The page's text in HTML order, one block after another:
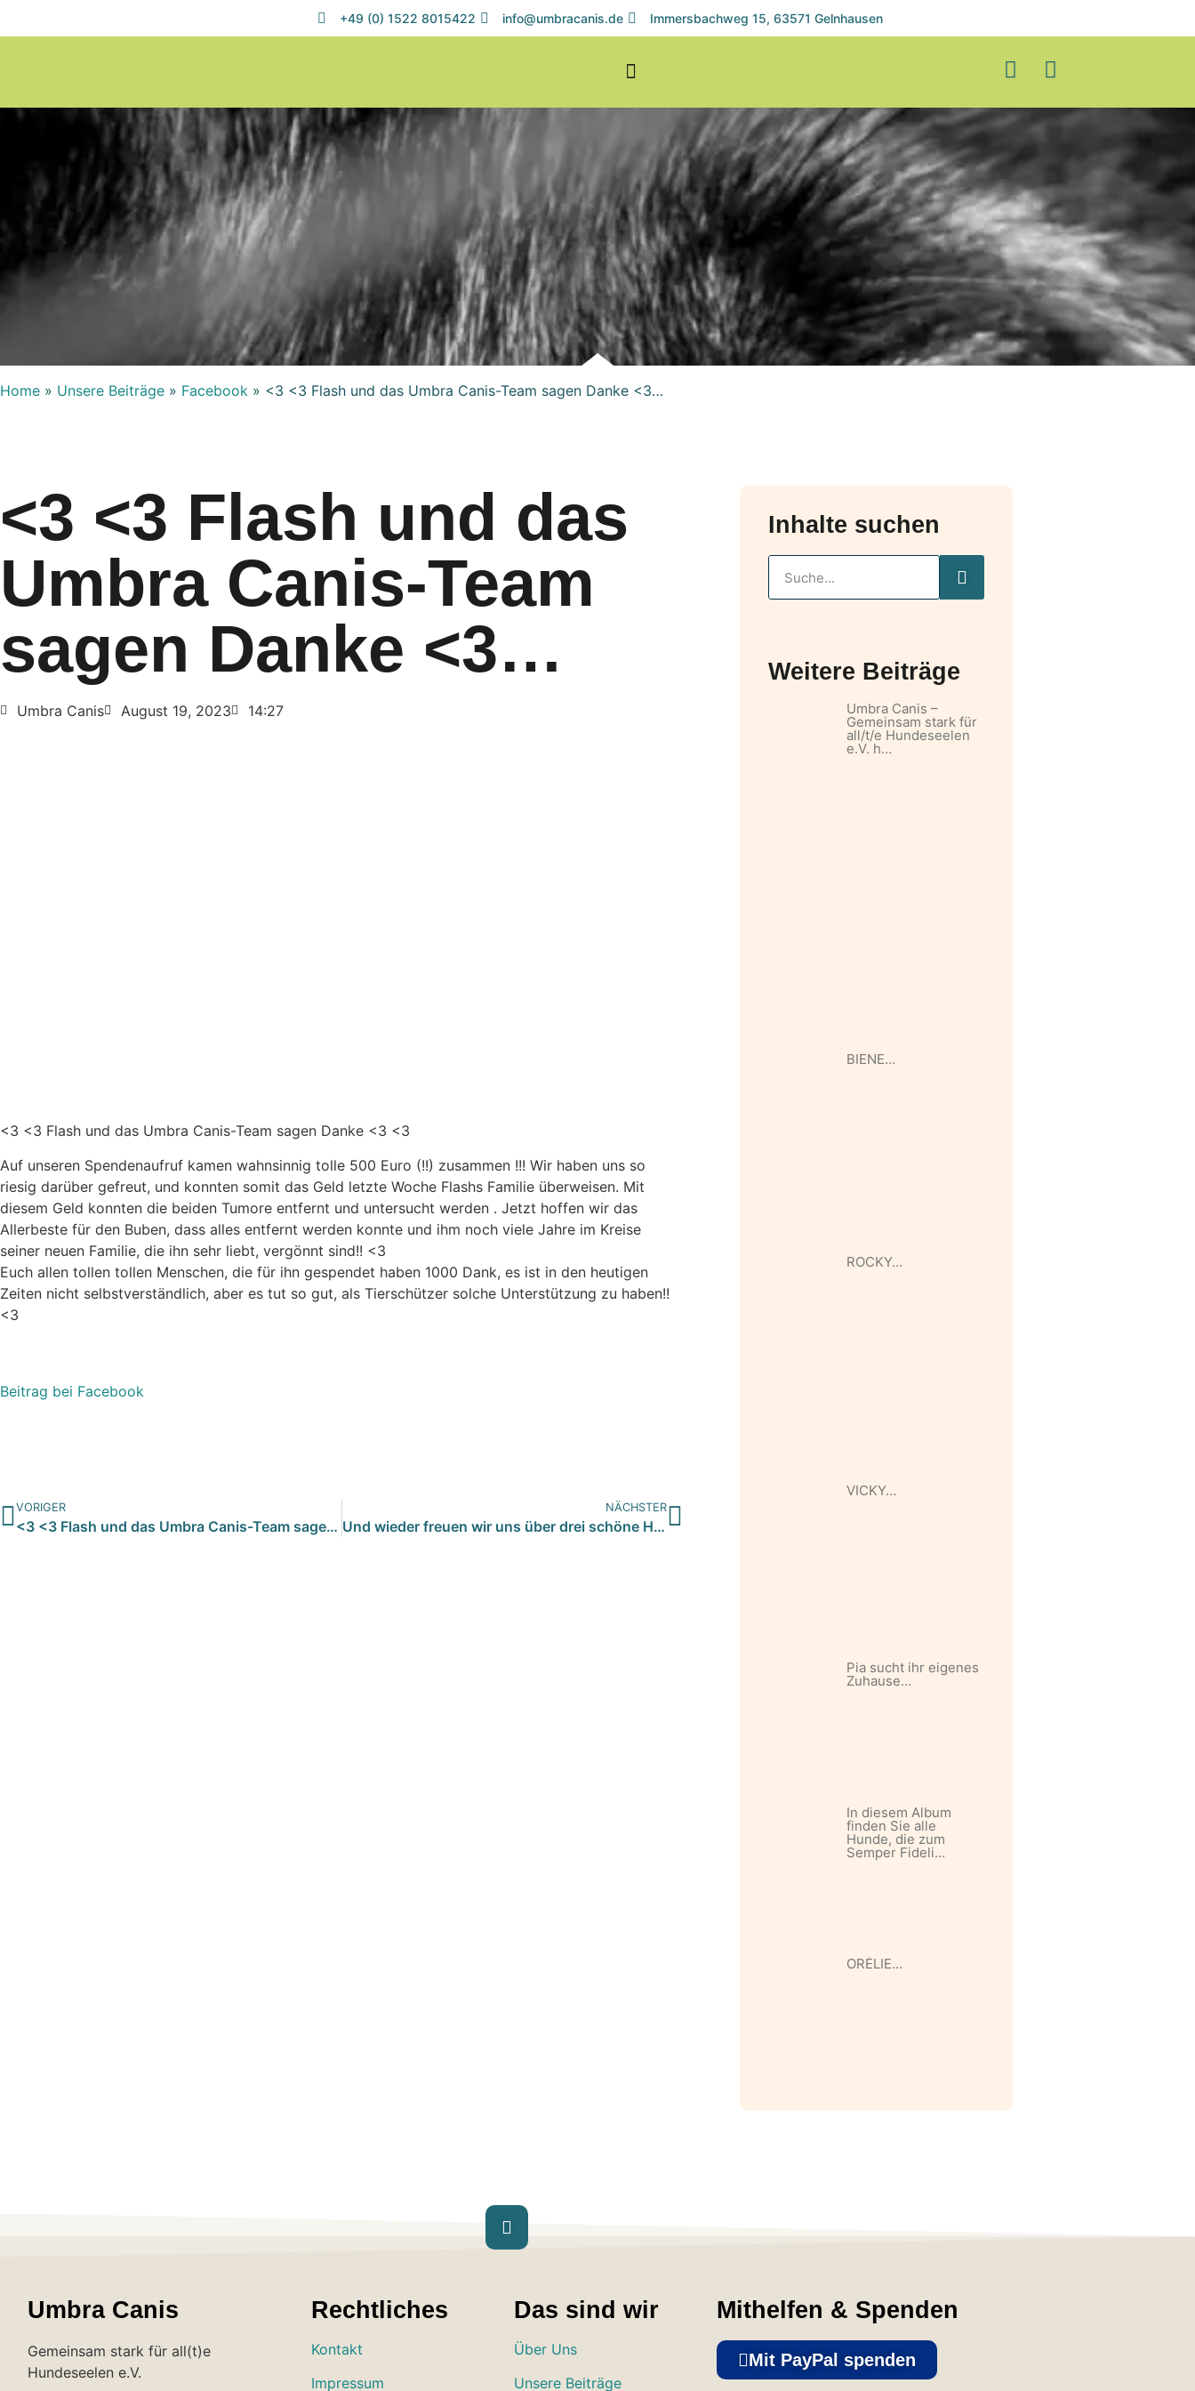
+49 (0) 1522 8015422 info@umbracanis.de Immersbachweg 15, 63571 Gelnhausen
Home » Unsere Beiträge » Facebook » <3 <3 Flash und das Umbra Canis-Team sagen Danke <3…
<3 <3 Flash und das
Umbra Canis-Team
sagen Danke <3…
Umbra Canis August 19, 2023 14:27
<3 <3 Flash und das Umbra Canis-Team sagen Danke <3 <3
Auf unseren Spendenaufruf kamen wahnsinnig tolle 500 Euro (!!) zusammen !!! Wir haben uns so
riesig darüber gefreut, und konnten somit das Geld letzte Woche Flashs Familie überweisen. Mit
diesem Geld konnten die beiden Tumore entfernt und untersucht werden . Jetzt hoffen wir das
Allerbeste für den Buben, dass alles entfernt werden konnte und ihm noch viele Jahre im Kreise
seiner neuen Familie, die ihn sehr liebt, vergönnt sind!! <3
Euch allen tollen tollen Menschen, die für ihn gespendet haben 1000 Dank, es ist in den heutigen
Zeiten nicht selbstverständlich, aber es tut so gut, als Tierschützer solche Unterstützung zu haben!!
<3
Beitrag bei Facebook
VORIGER
<3 <3 Flash und das Umbra Canis-Team sagen Danke <3…
NÄCHSTER
Und wieder freuen wir uns über drei schöne Happyends: drei k…
Inhalte suchen
Weitere Beiträge
Umbra Canis –
Gemeinsam stark für
all/t/e Hundeseelen
e.V. h…
BIENE…
ROCKY…
VICKY…
Pia sucht ihr eigenes
Zuhause…
In diesem Album
finden Sie alle
Hunde, die zum
Semper Fideli…
ORÉLIE…
Umbra Canis
Gemeinsam stark für all(t)e
Hundeseelen e.V.
Rechtliches
Kontakt
Impressum
Das sind wir
Über Uns
Unsere Beiträge
Mithelfen & Spenden
Mit PayPal spenden